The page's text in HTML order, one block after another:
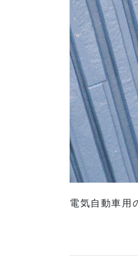
電気自動車用